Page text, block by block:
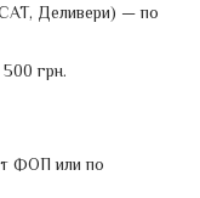
Деливери) — по
грн.
ФОП или по